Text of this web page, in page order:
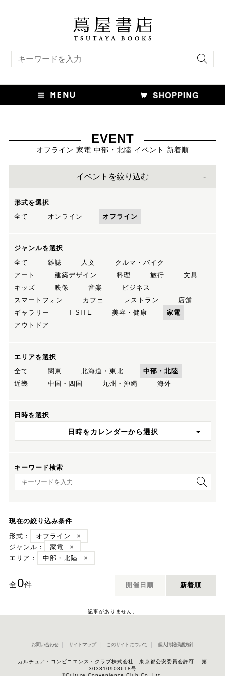
EVENT
オフライン 家電 中部・北陸 イベント 新着順
イベントを絞り込む
形式を選択
全て
オンライン オフライン
ジャンルを選択
全て
雑誌 人文
クルマ・バイク
アート
建築デザイン 料理 旅行
文具
キッズ
映像 音楽
ビジネス
スマートフォン
カフェ レストラン
店舗
ギャラリー
T-SITE 美容・健康
家電
アウトドア
エリアを選択
全て
関東 北海道・東北
中部・北陸
近畿
中国・四国 九州・沖縄 海外
日時を選択
日時をカレンダーから選択
キーワード検索
キーワード検索
現在の絞り込み条件
形式：
オフライン
×
ジャンル：
家電
×
エリア：
中部・北陸 ×
全0件 開催日順 新着順
記事がありません。
お問い合わせ サイトマップ このサイトについて 個人情報保護方針
カルチュア・コンビニエンス・クラブ株式会社 東京都公安委員会許可 第
303310908618号